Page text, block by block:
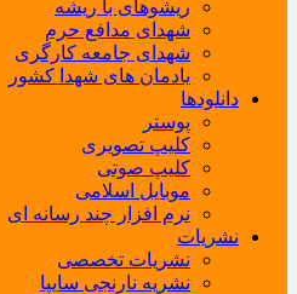
ریشوهای با ریشه
شهدای مدافع حرم
شهدای جامعه کارگری
یادمان های شهدا کشور
دانلودها
پوستر
کلیپ تصویری
کلیپ صوتی
موبایل اسلامی
نرم افزار چند رسانه ای
نشریات
نشریات تخصصی
نشریه نارنجی سایپا